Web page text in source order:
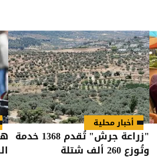
أخبار محلية
"زراعة جرش" تُقدم 1368 خدمة
وتُوزع 260 ألف شتلة